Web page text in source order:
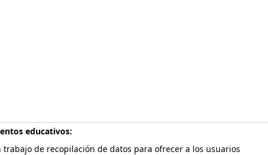
educativos:
de recopilación de datos para ofrecer a los usuarios